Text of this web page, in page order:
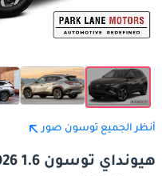
أنظر الجميع توسون صور
هيونداي توسون 1.6 T-GDI SMART (FWD) 2026